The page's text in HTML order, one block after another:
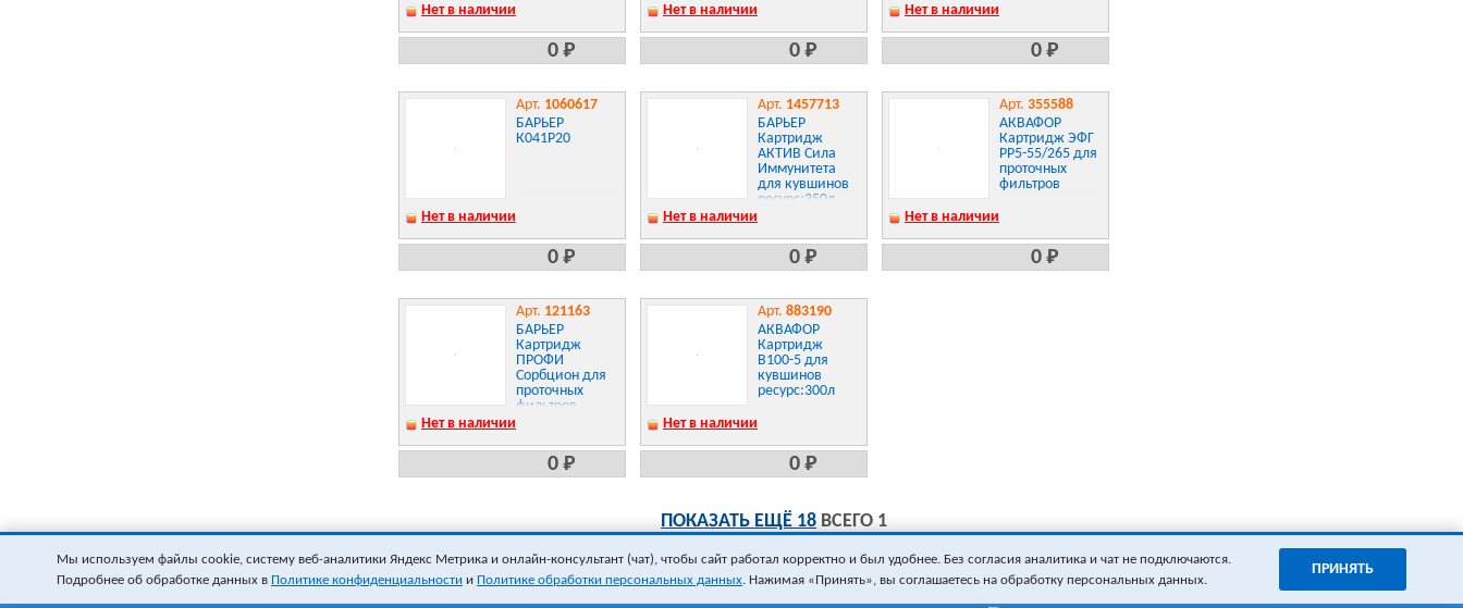
Нет в наличии
0 Р
Нет в наличии
0 Р
Нет в наличии
0 Р
Арт. 1060617
БАРЬЕР
К041Р20
Нет в наличии
0 Р
Арт. 1457713
БАРЬЕР
Картридж
АКТИВ Сила
Иммунитета
для кувшинов
ресурс:350л
Нет в наличии
0 Р
Арт. 355588
АКВАФОР
Картридж ЭФГ
РР5-55/265 для
проточных
фильтров
Нет в наличии
0 Р
Арт. 121163
БАРЬЕР
Картридж
ПРОФИ
Сорбцион для
проточных
фильтров
Нет в наличии
0 Р
Арт. 883190
АКВАФОР
Картридж
B100-5 для
кувшинов
ресурс:300л
Нет в наличии
0 Р
ПОКАЗАТЬ ЕЩЁ 18 ВСЕГО 1
Мы используем файлы cookie, систему веб-аналитики Яндекс Метрика и онлайн-консультант (чат), чтобы сайт работал корректно и был удобнее. Без согласия аналитика и чат не подключаются.
Подробнее об обработке данных в Политике конфиденциальности и Политике обработки персональных данных . Нажимая «Принять», вы соглашаетесь на обработку персональных данных.
ПРИНЯТЬ